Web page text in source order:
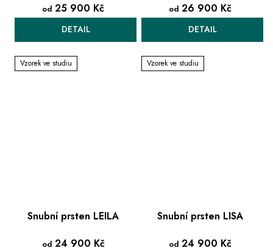
od 25 900 Kč
DETAIL
od26 900 Kč
DETAIL
Vzorek ve studiu
Snubní prsten LEILA
od24 900 Kč
Vzorek ve studiu
Snubní prsten LISA
od24 900 Kč